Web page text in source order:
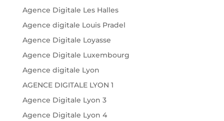
Agence Digitale Les Halles
Agence digitale Louis Pradel
Agence Digitale Loyasse
Agence Digitale Luxembourg
Agence digitale Lyon
AGENCE DIGITALE LYON 1
Agence Digitale Lyon 3
Agence Digitale Lyon 4